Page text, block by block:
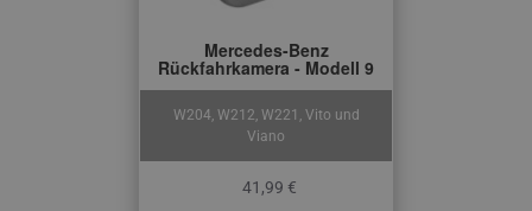
W204, W212, W221, Vito und
Viano
Mercedes-Benz
Rückfahrkamera - Modell 9
41,99 €